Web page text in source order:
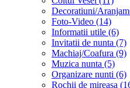
Decoratiuni/
Foto-Video (14)
Informatii utile (6)
Invitatii de nunta (7)
Machiaj/Coafura (9)
Muzica nunta (5)
Organizare nunti (6)
Rochii de mireasa